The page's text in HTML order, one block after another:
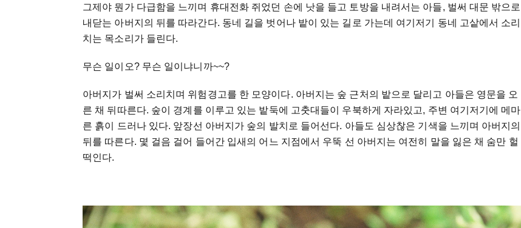
그제야 뭔가 다급함을 느끼며 휴대전화 쥐었던 손에 낫을 들고 토방을 내려서는 아들, 벌써 대문 밖으로
내닫는 아버지의 뒤를 따라간다. 동네 길을 벗어나 밭이 있는 길로 가는데 여기저기 동네 고샅에서 소리
치는 목소리가 들린다.
무슨 일이오? 무슨 일이냐니까~~?
아버지가 벌써 소리치며 위험경고를 한 모양이다. 아버지는 숲 근처의 밭으로 달리고 아들은 영문을 오
른 채 뒤따른다. 숲이 경계를 이루고 있는 밭둑에 고춧대들이 우북하게 자라있고, 주변 여기저기에 메마
른 흙이 드러나 있다. 앞장선 아버지가 숲의 발치로 들어선다. 아들도 심상찮은 기색을 느끼며 아버지의
뒤를 따른다. 몇 걸음 걸어 들어간 입새의 어느 지점에서 우뚝 선 아버지는 여전히 말을 잃은 채 숨만 헐
떡인다.